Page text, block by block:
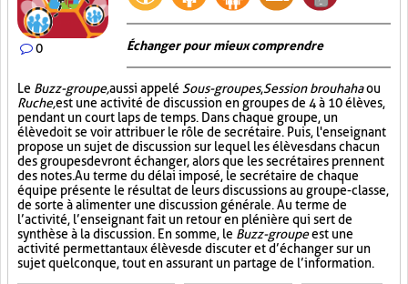
0 Échanger pour mieux comprendre
Le Buzz-groupe,aussi appelé Sous-groupes,Session brouhahaou
Ruche,est une activité de discussion en groupes de 4 à 10 élèves,
pendant un court laps de temps. Dans chaque groupe, un
élève doit se voir attribuer le rôle de secrétaire. Puis, l'enseignant
propose un sujet de discussion sur lequel les élèves dans chacun
des groupes devront échanger, alors que les secrétaires prennent
des notes. Au terme du délai imposé, le secrétaire de chaque
équipe présente le résultat de leurs discussions au groupe-classe,
de sorte à alimenter une discussion générale. Au terme de
l’activité, l’enseignant fait un retour en plénière qui sert de
synthèse à la discussion. En somme, le Buzz-groupeest une
activité permettant aux élèves de discuter et d’échanger sur un
sujet quelconque, tout en assurant un partage de l’information.